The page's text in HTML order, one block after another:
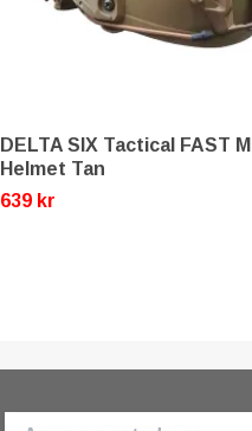
DELTA SIX Tactical FAST
Helmet Tan
639 kr